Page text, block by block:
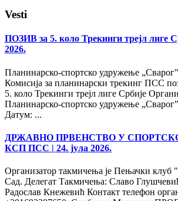
Vesti
ПОЗИВ за 5. коло Трекинги трејл лиге
2026.
Планинарско-спортско удружење
Комисија за планинарски трекинг ПСС
5. коло Трекинги трејл лиге Србије
Планинарско-спортско удружење
Датум: ...
ДРЖАВНО ПРВЕНСТВО У
КСП ПСС | 24. јула 2026.
Организатор такмичења је Пењачки
Сад. Делегат Такмичења: Славо
Радослав Кнежевић Контакт телефон